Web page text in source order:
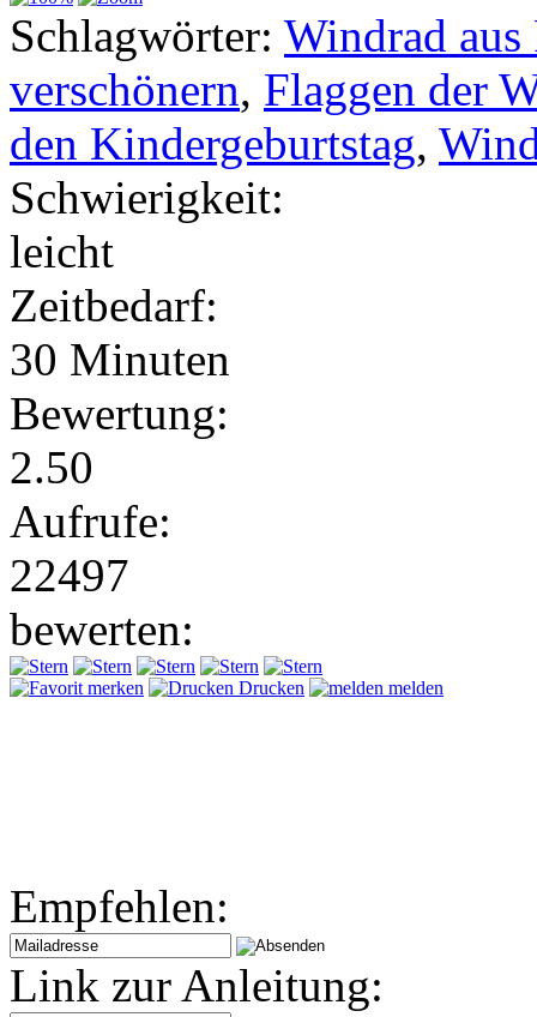
Schlagwörter: Windrad
verschönern, Flaggen der
den Kindergeburtstag,
Schwierigkeit:
leicht
Zeitbedarf:
30 Minuten
Bewertung:
2.50
Aufrufe:
22497
bewerten:
merken Drucken melden
Empfehlen:
Link zur Anleitung: